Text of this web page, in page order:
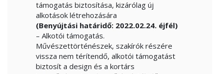
támogatás biztosítása, kizárólag új
alkotások létrehozására
(Benyújtási határidő: 2022.02.24. éjfél)
– Alkotói támogatás.
Művészettörténészek, szakírók részére
vissza nem térítendő, alkotói támogatást
biztosít a design és a kortárs